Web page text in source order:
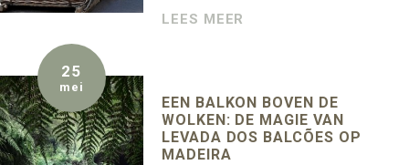
LEES MEER
25
mei
EEN BALKON BOVEN DE
WOLKEN: DE MAGIE VAN
LEVADA DOS BALCÕES OP
MADEIRA